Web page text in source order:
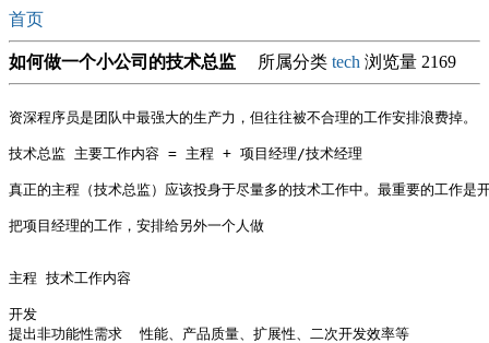
首页
如何做一个小公司的技术总监 所属分类 tech 浏览量 2169
资深程序员是团队中最强大的生产力，但往往被不合理的工作安排浪费掉。
技术总监 主要工作内容 = 主程 + 项目经理/技术经理
真正的主程（技术总监）应该投身于尽量多的技术工作中。最重要的工作是
把项目经理的工作，安排给另外一个人做
主程 技术工作内容
开发
提出非功能性需求  性能、产品质量、扩展性、二次开发效率等